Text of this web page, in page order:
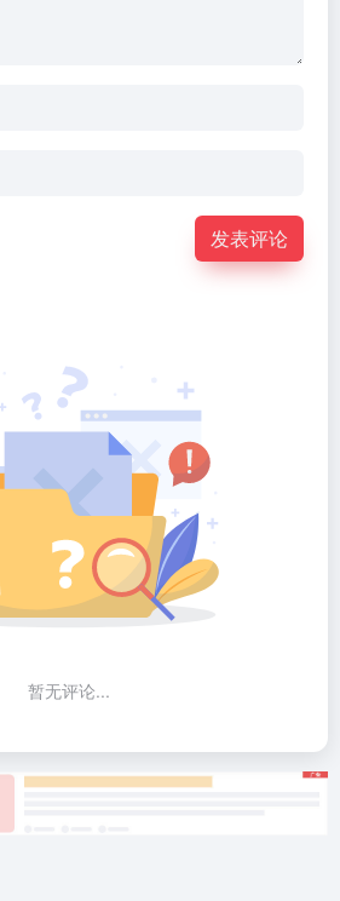
发表评论
暂无评论...